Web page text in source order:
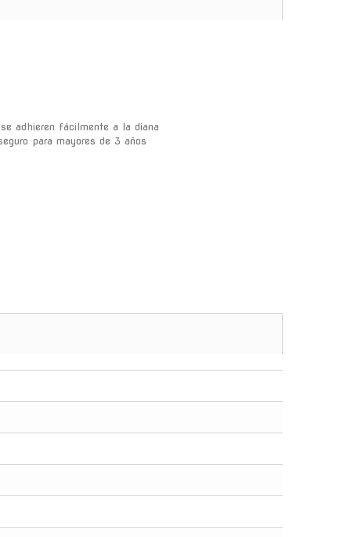
adhieren fácilmente a la diana
para mayores de 3 años